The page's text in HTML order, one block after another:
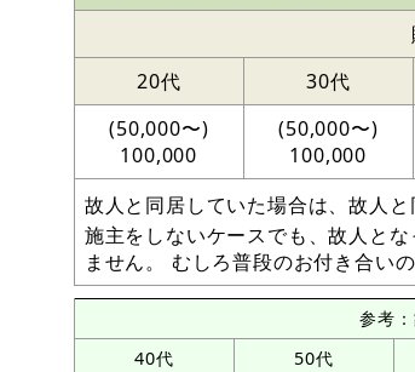
20代
30代
(50,000〜)
100,000
(50,000〜)
100,000
故人と同居していた場合は、故人
施主をしないケースでも、故人と
ません。 むしろ普段のお付き合い
参考
40代
50代